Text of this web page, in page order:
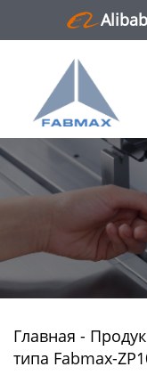
Главная
Продукция
Новости
О нас
Контактная
Главная -
типа Fabmax-